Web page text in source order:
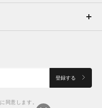
登録する
に同意します。